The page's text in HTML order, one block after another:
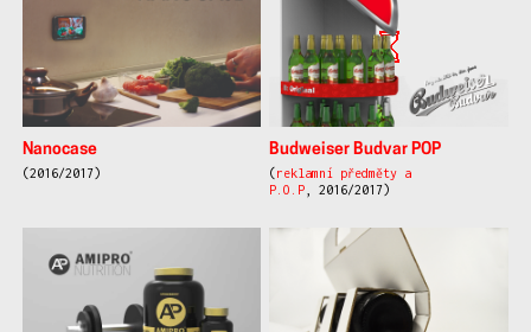
Nanocase
(2016/2017)
Budweiser Budvar POP
(reklamní předměty a
P.O.P , 2016/2017)